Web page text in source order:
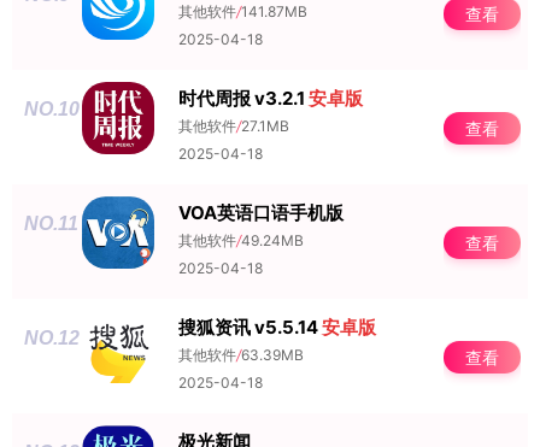
其他软件/141.87MB
2025-04-18
查看
NO.10 时代周报 v3.2.1 安卓版
其他软件/27.1MB
2025-04-18
查看
NO.11 VOA英语口语手机版
其他软件/49.24MB
2025-04-18
查看
NO.12 搜狐资讯 v5.5.14安卓版
其他软件/63.39MB
2025-04-18
查看
极光新闻